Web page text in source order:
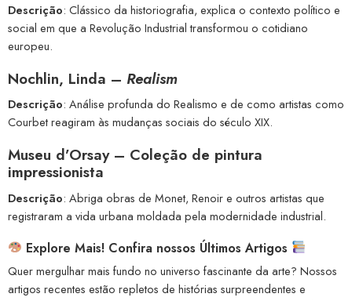
Descrição: Clássico da historiografia, explica o contexto político e
social em que a Revolução Industrial transformou o cotidiano
europeu.
Nochlin, Linda – Realism
Descrição: Análise profunda do Realismo e de como artistas como
Courbet reagiram às mudanças sociais do século XIX.
Museu d’Orsay – Coleção de pintura
impressionista
Descrição: Abriga obras de Monet, Renoir e outros artistas que
registraram a vida urbana moldada pela modernidade industrial.
Explore Mais! Confira nossos Últimos Artigos
Quer mergulhar mais fundo no universo fascinante da arte? Nossos
artigos recentes estão repletos de histórias surpreendentes e